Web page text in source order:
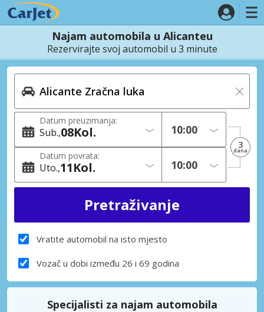
Najam automobila u Alicanteu
Rezervirajte svoj automobil u 3 minute
Datum preuzimanja:
Sub. 08Kol.
Datum povrata:
Uto. 11Kol.
3
dana
Vratite automobil na isto mjesto
Vozač u dobi između 26 i 69 godina
Specijalisti za najam automobila